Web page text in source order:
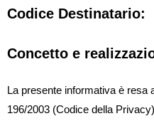
Codice Destinatario:
Concetto e
La presente informativa è resa
196/2003 (Codice della